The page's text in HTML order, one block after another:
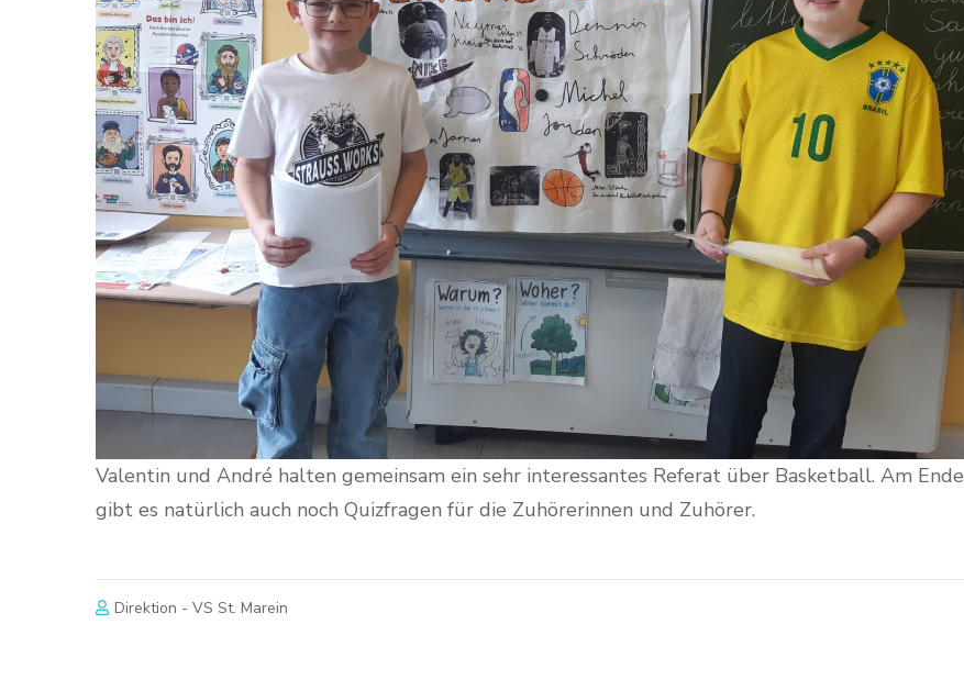
Valentin und André halten gemeinsam ein sehr interessantes Referat über Basketball. Am Ende
gibt es natürlich auch noch Quizfragen für die Zuhörerinnen und Zuhörer.
Direktion - VS St. Marein